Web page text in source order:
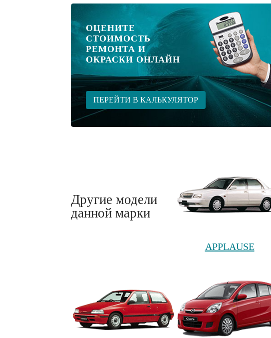
ОЦЕНИТЕ
СТОИМОСТЬ
РЕМОНТА И
ОКРАСКИ ОНЛАЙН
ПЕРЕЙТИ В КАЛЬКУЛЯТОР
Другие модели
данной марки
APPLAUSE